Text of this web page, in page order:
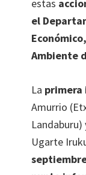
estas
el
Ambiente
La
Amurrio
Ugarte